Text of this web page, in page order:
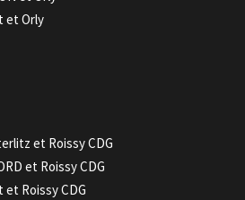
et Orly
et Roissy CDG
et Roissy CDG
et Roissy CDG